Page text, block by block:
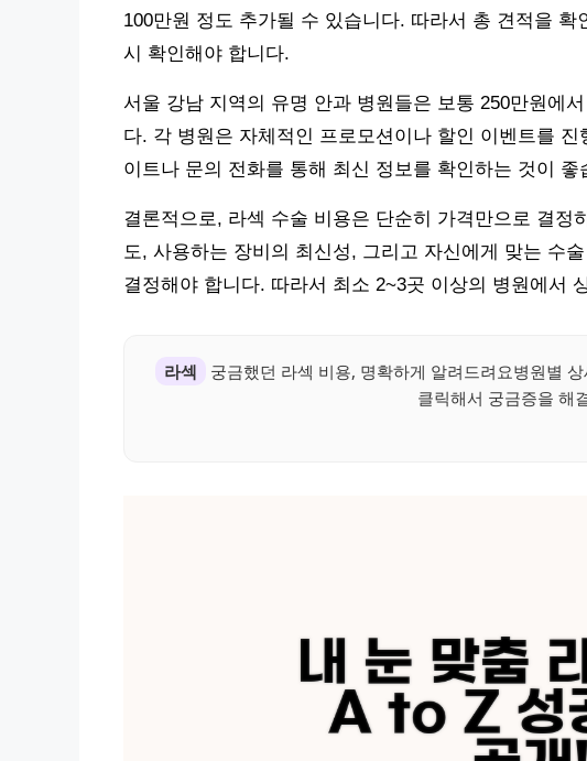
100만원 정도 추가될 수 있습니다. 따라서 총 견적을
시 확인해야 합니다.
서울 강남 지역의 유명 안과 병원들은 보통 250만원에
다. 각 병원은 자체적인 프로모션이나 할인 이벤트를
이트나 문의 전화를 통해 최신 정보를 확인하는 것이 좋
결론적으로, 라섹 수술 비용은 단순히 가격만으로 결정
도, 사용하는 장비의 최신성, 그리고 자신에게 맞는 수
결정해야 합니다. 따라서 최소 2~3곳 이상의 병원에서
라섹
궁금했던 라섹 비용, 명확하게 알려드려요병원별
클릭해서 궁금증을 해